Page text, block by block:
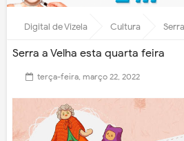
Digital de Vizela Cultura
Serra a Velha esta quarta feira
terça-feira, março 22, 2022